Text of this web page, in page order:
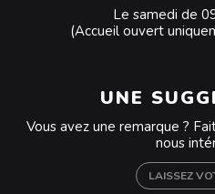
Le samedi de
(Accueil ouvert
UNE
Vous avez une remarque ?
nous
LAISSEZ